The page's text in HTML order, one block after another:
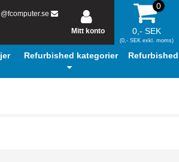
Mitt konto
0
0,- SEK
(0,- SEK exkl. moms)
Refurbished kategorier Refurbished